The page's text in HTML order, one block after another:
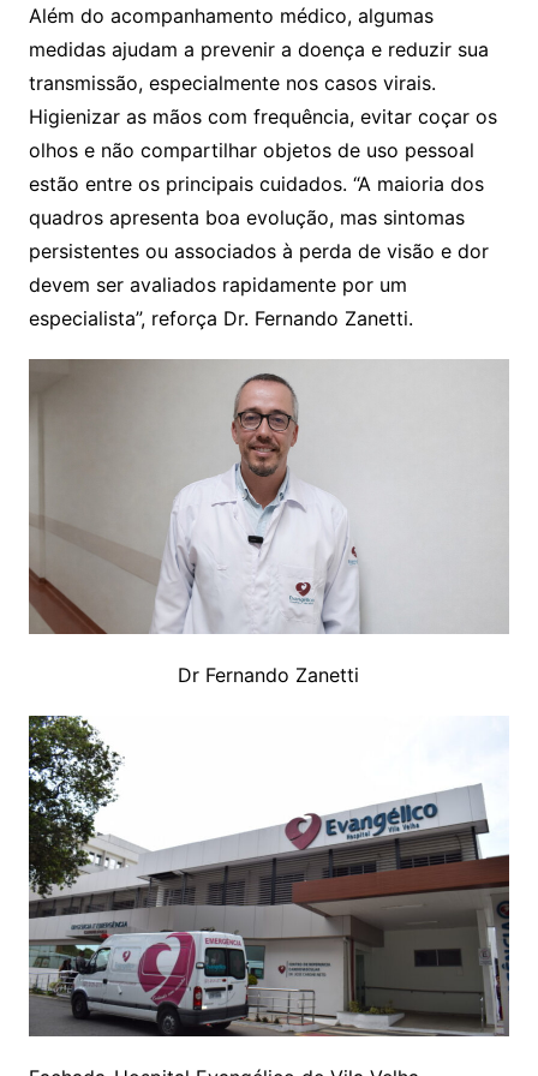
Além do acompanhamento médico, algumas
medidas ajudam a prevenir a doença e reduzir sua
transmissão, especialmente nos casos virais.
Higienizar as mãos com frequência, evitar coçar os
olhos e não compartilhar objetos de uso pessoal
estão entre os principais cuidados. “A maioria dos
quadros apresenta boa evolução, mas sintomas
persistentes ou associados à perda de visão e dor
devem ser avaliados rapidamente por um
especialista”, reforça Dr. Fernando Zanetti.
Dr Fernando Zanetti